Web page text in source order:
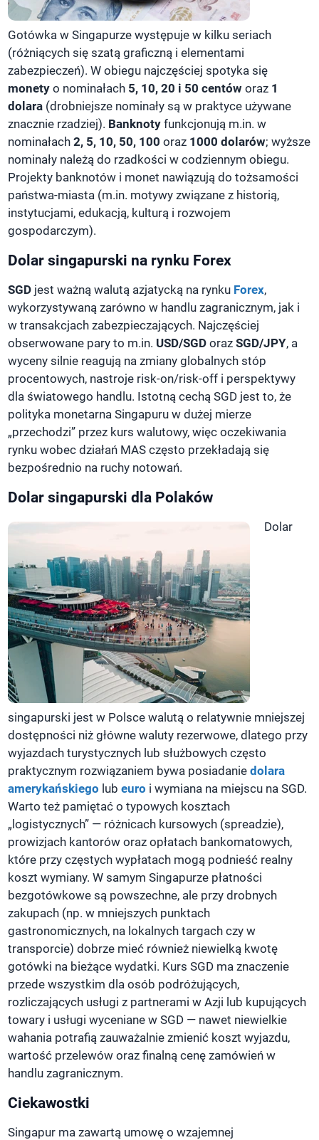
Gotówka w Singapurze występuje w kilku seriach
(różniących się szatą graficzną i elementami
zabezpieczeń). W obiegu najczęściej spotyka się
monety o nominałach 5, 10, 20 i 50 centów oraz 1
dolara (drobniejsze nominały są w praktyce używane
znacznie rzadziej). Banknoty funkcjonują m.in. w
nominałach2, 5, 10, 50, 100 oraz 1000 dolarów; wyższe
nominały należą do rzadkości w codziennym obiegu.
Projekty banknotów i monet nawiązują do tożsamości
państwa-miasta (m.in. motywy związane z historią,
instytucjami, edukacją, kulturą i rozwojem
gospodarczym).
Dolar singapurski na rynku Forex
SGD jest ważną walutą azjatycką na rynku Forex,
wykorzystywaną zarówno w handlu zagranicznym, jak i
w transakcjach zabezpieczających. Najczęściej
obserwowane pary to m.in. USD/SGD orazSGD/JPY, a
wyceny silnie reagują na zmiany globalnych stóp
procentowych, nastroje risk-on/risk-off i perspektywy
dla światowego handlu. Istotną cechą SGD jest to, że
polityka monetarna Singapuru w dużej mierze
„przechodzi” przez kurs walutowy, więc oczekiwania
rynku wobec działań MAS często przekładają się
bezpośrednio na ruchy notowań.
Dolar singapurski dla Polaków
Dolar
singapurski jest w Polsce walutą o relatywnie mniejszej
dostępności niż główne waluty rezerwowe, dlatego przy
wyjazdach turystycznych lub służbowych często
praktycznym rozwiązaniem bywa posiadaniedolara
amerykańskiego lubeuro i wymiana na miejscu na SGD.
Warto też pamiętać o typowych kosztach
„logistycznych” — różnicach kursowych (spreadzie),
prowizjach kantorów oraz opłatach bankomatowych,
które przy częstych wypłatach mogą podnieść realny
koszt wymiany. W samym Singapurze płatności
bezgotówkowe są powszechne, ale przy drobnych
zakupach (np. w mniejszych punktach
gastronomicznych, na lokalnych targach czy w
transporcie) dobrze mieć również niewielką kwotę
gotówki na bieżące wydatki. Kurs SGD ma znaczenie
przede wszystkim dla osób podróżujących,
rozliczających usługi z partnerami w Azji lub kupujących
towary i usługi wyceniane w SGD — nawet niewielkie
wahania potrafią zauważalnie zmienić koszt wyjazdu,
wartość przelewów oraz finalną cenę zamówień w
handlu zagranicznym.
Ciekawostki
Singapur ma zawartą umowę o wzajemnej